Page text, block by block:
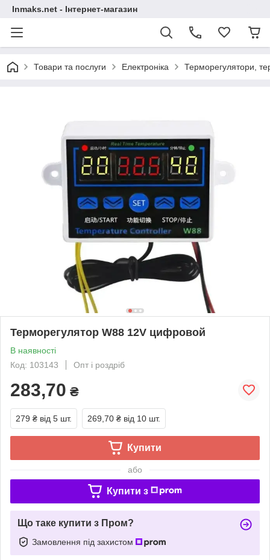
Inmaks.net - Інтернет-магазин
Товари та послуги Електроніка Терморегулятори,
Терморегулятор W88 12V цифровой
В наявності
Код: 103143
Опт і роздріб
283,70 ₴
279 ₴ від 5 шт. 269,70 ₴ від 10 шт.
Купити
або
Купити з
Що таке купити з Пром?
Замовлення під захистом